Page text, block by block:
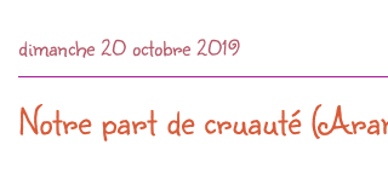
dimanche 20 octobre 2019
Notre part de cruauté